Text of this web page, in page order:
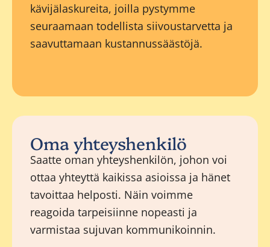
kävijälaskureita, joilla pystymme
seuraamaan todellista siivoustarvetta ja
saavuttamaan kustannussäästöjä.
Oma yhteyshenkilö
Saatte oman yhteyshenkilön, johon voi
ottaa yhteyttä kaikissa asioissa ja hänet
tavoittaa helposti. Näin voimme
reagoida tarpeisiinne nopeasti ja
varmistaa sujuvan kommunikoinnin.